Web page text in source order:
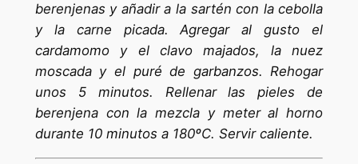
berenjenas y añadir a la sartén con la cebolla
y la carne picada. Agregar al gusto el
cardamomo y el clavo majados, la nuez
moscada y el puré de garbanzos. Rehogar
unos 5 minutos. Rellenar las pieles de
berenjena con la mezcla y meter al horno
durante 10 minutos a 180ºC. Servir caliente.